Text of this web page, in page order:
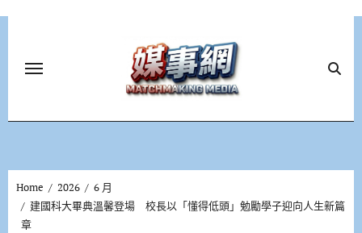
Home 2026
6 月
建國科大畢典溫馨登場 校長以「懂得低頭」勉勵學子迎向人生新篇
章